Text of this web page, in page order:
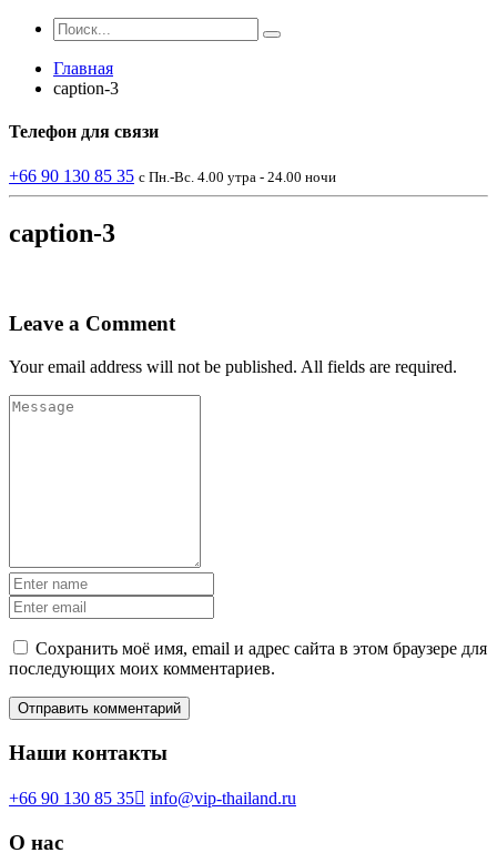
Главная
caption-3
Телефон для связи
+66 90 130 85 35 с Пн.-Вс. 4.00 утра - 24.00 ночи
caption-3
Leave a Comment
Your email address will not be published. All fields are required.
Сохранить моё имя, email и адрес сайта в этом браузере для
последующих моих комментариев.
Наши контакты
+66 90 130 85 35 info@vip-thailand.ru
О нас